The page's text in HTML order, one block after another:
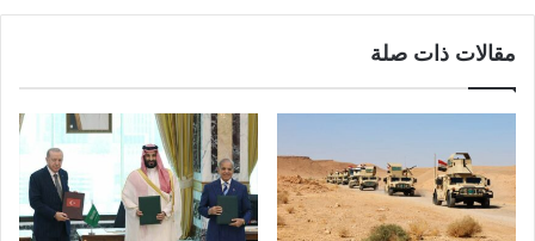
مقالات ذات صلة